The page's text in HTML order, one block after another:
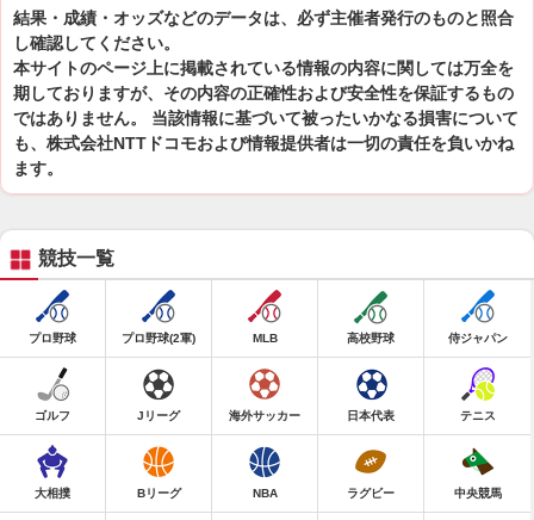
結果・成績・オッズなどのデータは、必ず主催者発行のものと照合
し確認してください。
本サイトのページ上に掲載されている情報の内容に関しては万全を
期しておりますが、その内容の正確性および安全性を保証するもの
ではありません。 当該情報に基づいて被ったいかなる損害について
も、株式会社NTTドコモおよび情報提供者は一切の責任を負いかね
ます。
競技一覧
プロ野球 プロ野球(2軍) MLB 高校野球 侍ジャパン
ゴルフ Jリーグ 海外サッカー 日本代表 テニス
大相撲 Bリーグ NBA ラグビー 中央競馬